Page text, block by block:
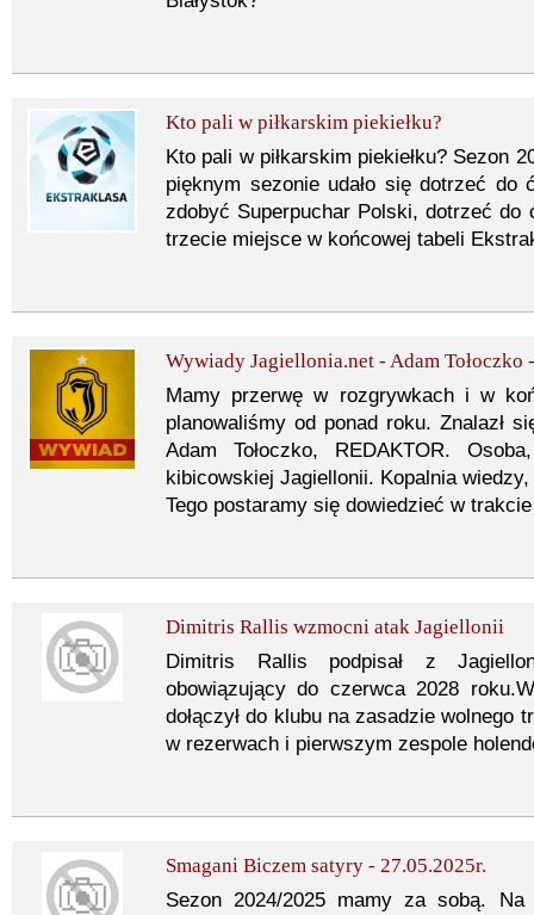
Kto pali w piłkarskim piekiełku?
Kto pali w piłkarskim piekiełku? Sezon
pięknym sezonie udało się dotrzeć do
zdobyć Superpuchar Polski, dotrzeć do
trzecie miejsce w końcowej tabeli
Wywiady Jagiellonia.net - Adam Tołoczko
Mamy przerwę w rozgrywkach i w
planowaliśmy od ponad roku. Znalazł
Adam Tołoczko, REDAKTOR.
kibicowskiej Jagiellonii. Kopalnia
Tego postaramy się dowiedzieć w
Dimitris Rallis wzmocni atak Jagiellonii
Dimitris Rallis podpisał z
obowiązujący do czerwca 2028
dołączył do klubu na zasadzie wolnego
w rezerwach i pierwszym zespole
Smagani Biczem satyry - 27.05.2025r.
Sezon 2024/2025 mamy za sobą. Na